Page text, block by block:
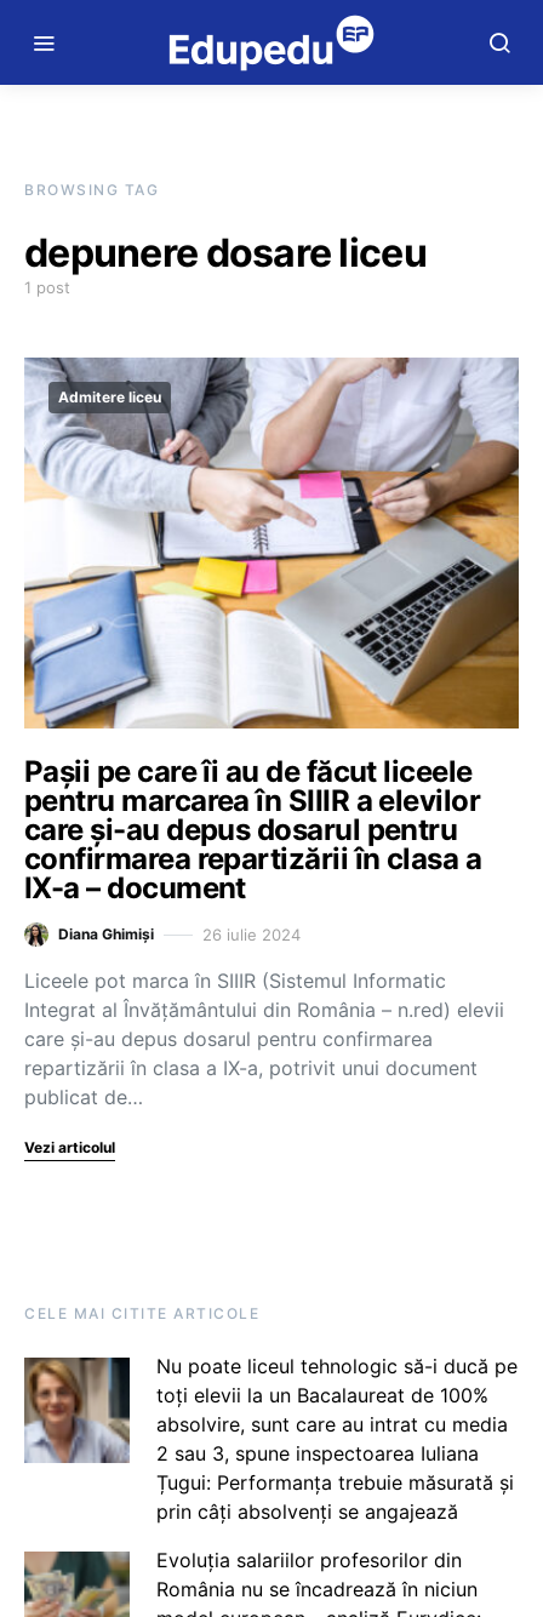
BROWSING TAG
depunere dosare liceu
1 post
Admitere liceu
Pașii pe care îi au de făcut liceele
pentru marcarea în SIIIR a elevilor
care și-au depus dosarul pentru
confirmarea repartizării în clasa a
IX-a – document
Diana Ghimiși 26 iulie 2024
Liceele pot marca în SIIIR (Sistemul Informatic
Integrat al Învăţământului din România – n.red) elevii
care și-au depus dosarul pentru confirmarea
repartizării în clasa a IX-a, potrivit unui document
publicat de…
Vezi articolul
CELE MAI CITITE ARTICOLE
Nu poate liceul tehnologic să-i ducă pe
toți elevii la un Bacalaureat de 100%
absolvire, sunt care au intrat cu media
2 sau 3, spune inspectoarea Iuliana
Țugui: Performanța trebuie măsurată și
prin câți absolvenți se angajează
Evoluția salariilor profesorilor din
România nu se încadrează în niciun